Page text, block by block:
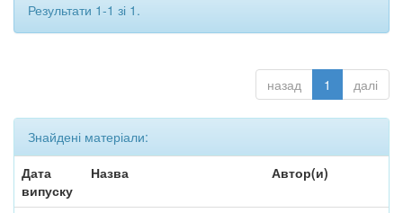
Результати 1-1 зі 1.
назад 1 далі
Знайдені матеріали:
Дата
випуску
Назва Автор(и)